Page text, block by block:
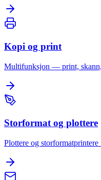
Kopi og print
Multifunksjon — print,
Storformat og plottere
Plottere og